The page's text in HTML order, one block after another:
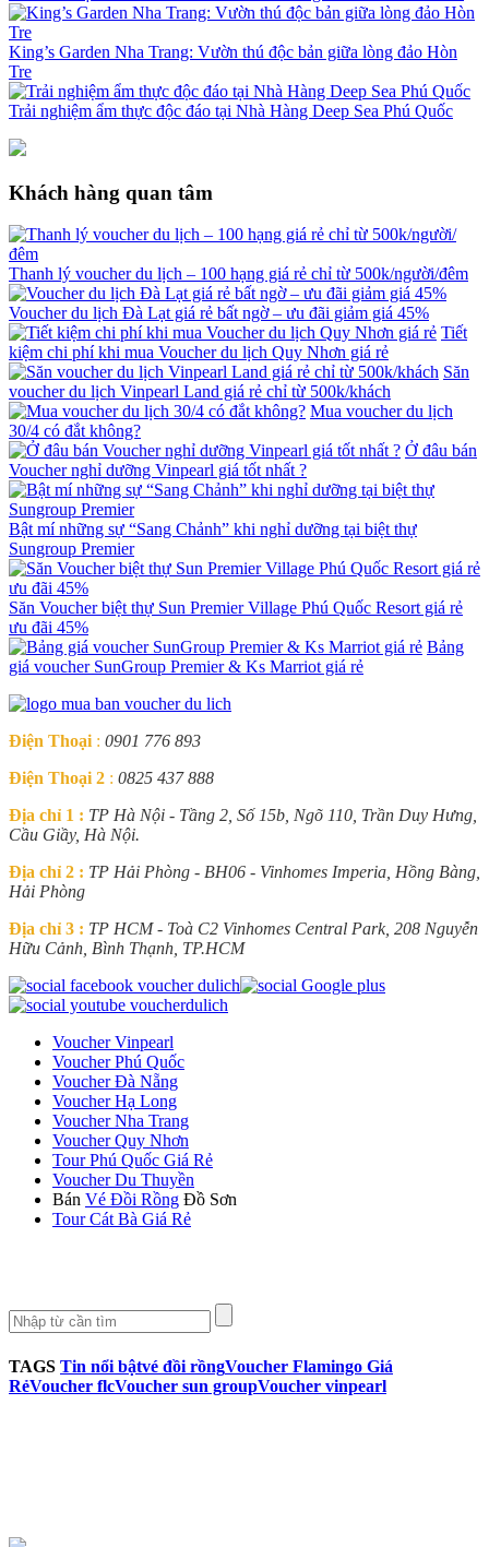
King’s Garden Nha Trang: Vườn thú độc bản giữa lòng đảo Hòn
Tre
Trải nghiệm ẩm thực độc đáo tại Nhà Hàng Deep Sea Phú Quốc
Khách hàng quan tâm
Thanh lý voucher du lịch – 100 hạng giá rẻ chỉ từ 500k/người/đêm
Voucher du lịch Đà Lạt giá rẻ bất ngờ – ưu đãi giảm giá 45%
Tiết
kiệm chi phí khi mua Voucher du lịch Quy Nhơn giá rẻ
Săn
voucher du lịch Vinpearl Land giá rẻ chỉ từ 500k/khách
Mua voucher du lịch
30/4 có đắt không?
Ở đâu bán
Voucher nghỉ dưỡng Vinpearl giá tốt nhất ?
Bật mí những sự “Sang Chảnh” khi nghỉ dưỡng tại biệt thự
Sungroup Premier
Săn Voucher biệt thự Sun Premier Village Phú Quốc Resort giá rẻ
ưu đãi 45%
Bảng
giá voucher SunGroup Premier & Ks Marriot giá rẻ
Điện Thoại : 0901 776 893
Điện Thoại 2 : 0825 437 888
Địa chỉ 1 : TP Hà Nội - Tầng 2, Số 15b, Ngõ 110, Trần Duy Hưng,
Cầu Giầy, Hà Nội.
Địa chỉ 2 : TP Hải Phòng - BH06 - Vinhomes Imperia, Hồng Bàng,
Hải Phòng
Địa chỉ 3 : TP HCM - Toà C2 Vinhomes Central Park, 208 Nguyễn
Hữu Cảnh, Bình Thạnh, TP.HCM
Voucher Vinpearl
Voucher Phú Quốc
Voucher Đà Nẵng
Voucher Hạ Long
Voucher Nha Trang
Voucher Quy Nhơn
Tour Phú Quốc Giá Rẻ
Voucher Du Thuyền
Bán Vé Đồi Rồng Đồ Sơn
Tour Cát Bà Giá Rẻ
TAGS Tin nổi bậtvé đồi rồngVoucher Flamingo Giá
RẻVoucher flcVoucher sun groupVoucher vinpearl